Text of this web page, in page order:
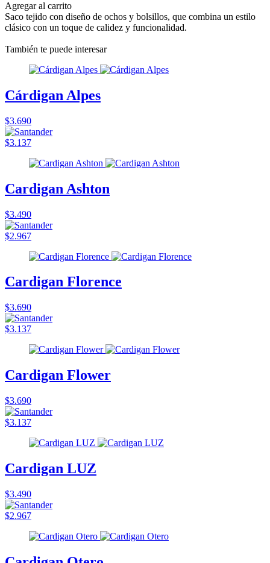
Agregar al carrito
Saco tejido con diseño de ochos y bolsillos, que combina un estilo
clásico con un toque de calidez y funcionalidad.
También te puede interesar
Cárdigan Alpes
$3.690
$3.137
Cardigan Ashton
$3.490
$2.967
Cardigan Florence
$3.690
$3.137
Cardigan Flower
$3.690
$3.137
Cardigan LUZ
$3.490
$2.967